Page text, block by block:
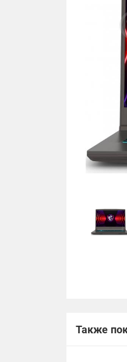
Также